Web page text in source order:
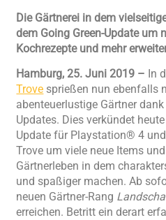
Die Gärtnerei in dem
dem Going Green-Update um
Kochrezepte und mehr
Hamburg, 25. Juni 2019 – In
Trove sprießen nun ebenfalls
abenteuerlustige Gärtner
Updates. Dies verkündet
Update für Playstation® 4
Trove um viele neue Items
Gärtnerleben in dem
und spaßiger machen. Ab
neuen Gärtner-Rang
erreichen. Betritt ein derart